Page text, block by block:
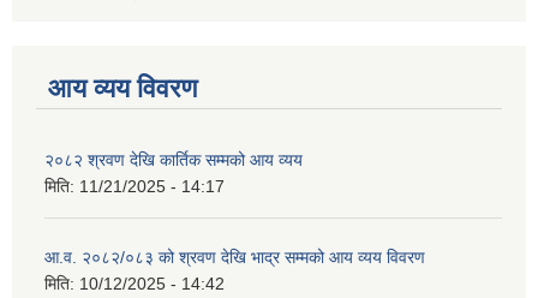
आय व्यय विवरण
२०८२ श्रवण देखि कार्तिक सम्मको आय व्यय
मिति: 11/21/2025 - 14:17
आ.व. २०८२/०८३ को श्रवण देखि भाद्र सम्मको आय व्यय विवरण
मिति: 10/12/2025 - 14:42